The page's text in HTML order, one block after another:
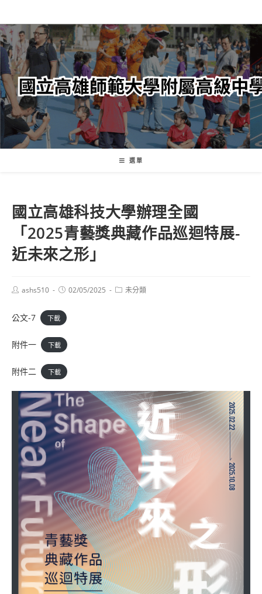
轉
至
主
內
容
選單
國立高雄科技大學辦理全國
「2025青藝獎典藏作品巡迴特展-
近未來之形」
Postashs510
Post02/05/2025
Post未分類
公文-7 下載
附件一 下載
附件二 下載